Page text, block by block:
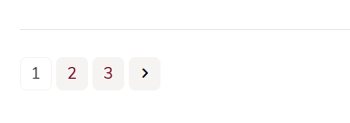
1 2 3